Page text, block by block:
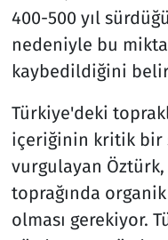
400-500 yıl
nedeniyle bu
kaybedildiğini
Türkiye'deki
içeriğinin kritik bir
vurgulayan
toprağında
olması gerekiyor.